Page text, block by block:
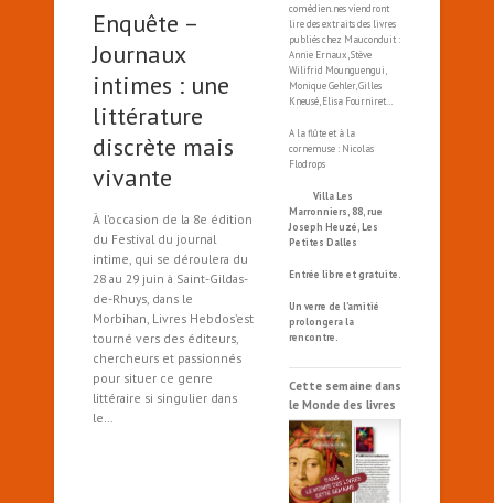
Enquête –
Journaux
intimes : une
littérature
discrète mais
vivante
À l’occasion de la 8e édition
du Festival du journal
intime, qui se déroulera du
28 au 29 juin à Saint-Gildas-
de-Rhuys, dans le
Morbihan, Livres Hebdos’est
tourné vers des éditeurs,
chercheurs et passionnés
pour situer ce genre
littéraire si singulier dans
le…
comédien.nes viendront
lire des extraits des livres
publiés chez Mauconduit :
Annie Ernaux, Stève
Wilifrid Mounguengui,
Monique Gehler, Gilles
Kneusé, Elisa Fourniret…
A la flûte et à la
cornemuse : Nicolas
Flodrops
Villa Les
Marronniers, 88, rue
Joseph Heuzé, Les
Petites Dalles
Entrée libre et gratuite.
Un verre de l’amitié
prolongera la
rencontre.
Cette semaine dans
le Monde des livres